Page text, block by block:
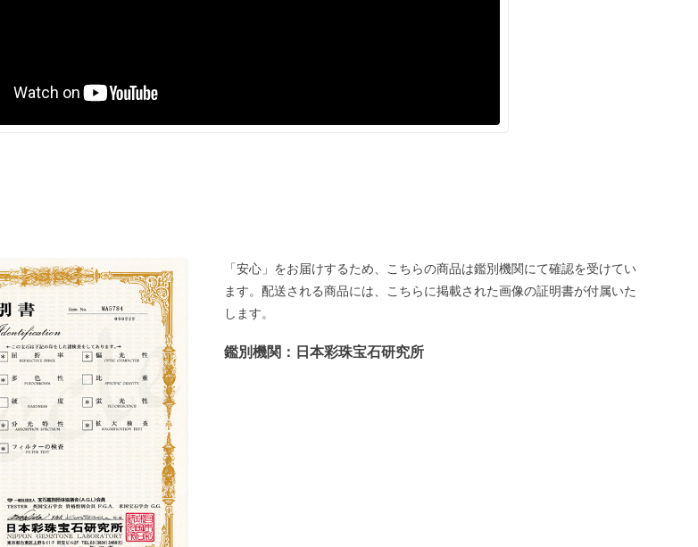
「安心」をお届けするため、こちらの商品は鑑別機関にて確認を受けてい
ます。配送される商品には、こちらに掲載された画像の証明書が付属いた
します。
鑑別機関：日本彩珠宝石研究所